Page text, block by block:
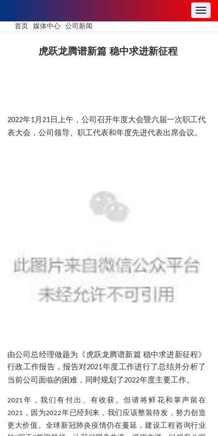
首页 / 媒体中心 / 公司新闻
虎跃龙腾谱新篇 稳中求进新征程
2022年1月 21日上午，公司召开年度大会暨六届一次职工代
表大会，公司领导、职工代表和年度先进代表出席会议。
由公司总经理做题为《虎跃龙腾谱新篇 稳中求进新征程》
行政工作报告，报告对2021年度工作进行了总结并分析了
当前公司面临的困难，同时规划了2022年度主要工作。
2021 年，我们有付出、有收获。但请将鲜花和掌声留在
2021 ，因为2022年已经到来，我们应该整装待发，努力创造
更大价值。全球新冠肺炎疫情仍在蔓延，建设工程咨询行业